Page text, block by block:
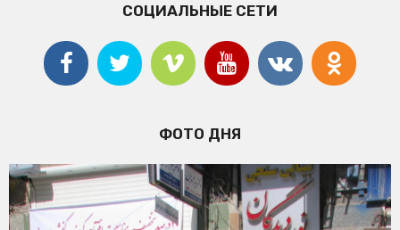
СОЦИАЛЬНЫЕ СЕТИ
ФОТО ДНЯ